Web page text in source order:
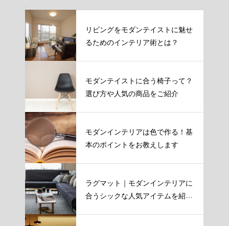
リビングをモダンテイストに魅せ
るためのインテリア術とは？
モダンテイストに合う椅子って？
選び方や人気の商品をご紹介
モダンインテリアは色で作る！基
本のポイントをお教えします
ラグマット｜モダンインテリアに
合うシックな人気アイテムを紹